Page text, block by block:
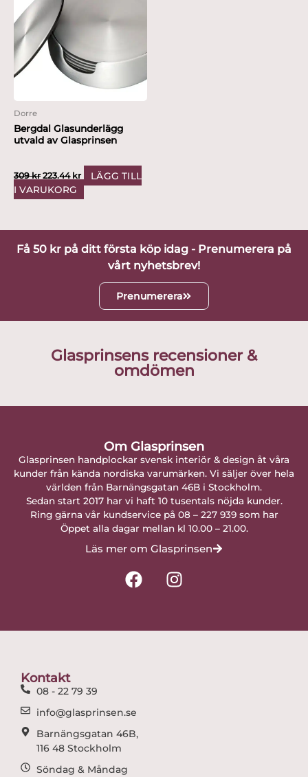
Hyllningskollektion
Kampanjer
Värdering
Dorre
Bergdal Glasunderlägg
utvald av Glasprinsen
309kr
309 kr.
223.44 kr
LÄGG TILL
I VARUKORG
Få 50 kr på ditt första köp idag - Prenumerera på
vårt nyhetsbrev!
Prenumerera
Glasprinsens recensioner &
omdömen
Om Glasprinsen
Glasprinsen handplockar svensk interiör & design åt våra
kunder från kända nordiska varumärken. Vi säljer över hela
världen från Barnängsgatan 46B i Stockholm.
Sedan start 2017 har vi haft 10 tusentals nöjda kunder.
Ring gärna vår kundservice på 08 – 227 939 som har
Öppet alla dagar mellan kl 10.00 – 21.00.
Läs mer om Glasprinsen
F
a
I
n
Kontakt
08 - 22 79 39
info@glasprinsen.se
Barnängsgatan 46B,
116 48 Stockholm
Söndag & Måndag